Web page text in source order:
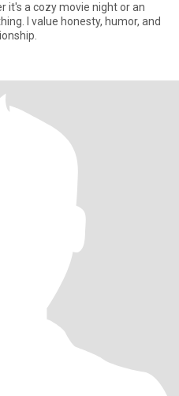
it's a cozy movie night or an
I value honesty, humor, and